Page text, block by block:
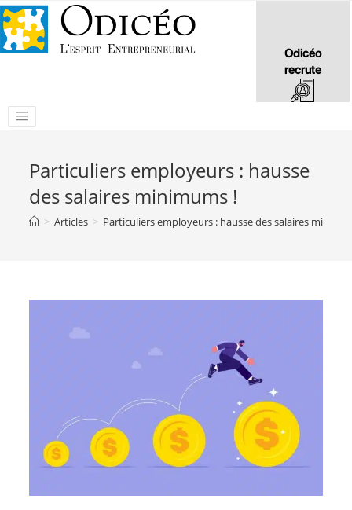
Odicéo
recrute
Particuliers employeurs : hausse
des salaires minimums !
> Articles > Particuliers employeurs : hausse des salaires